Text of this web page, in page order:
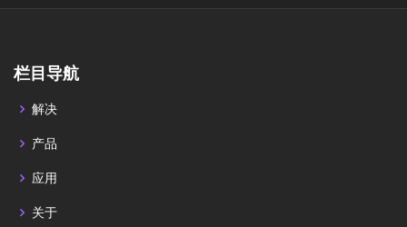
栏目导航
解决
产品
应用
关于